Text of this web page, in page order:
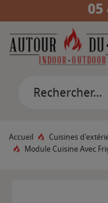
05
Accueil
Cuisines
Module Cuisine Avec